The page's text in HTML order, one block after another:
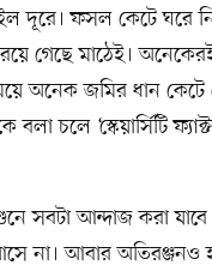
দূরে। ফসল কেটে ঘরে
গেছে মাঠেই।
অনেক জমির ধান কেটে
চলে ‘স্কেয়ার্সিটি
সবটা আন্দাজ করা যাবে
না। আবার অতিরঞ্জনও